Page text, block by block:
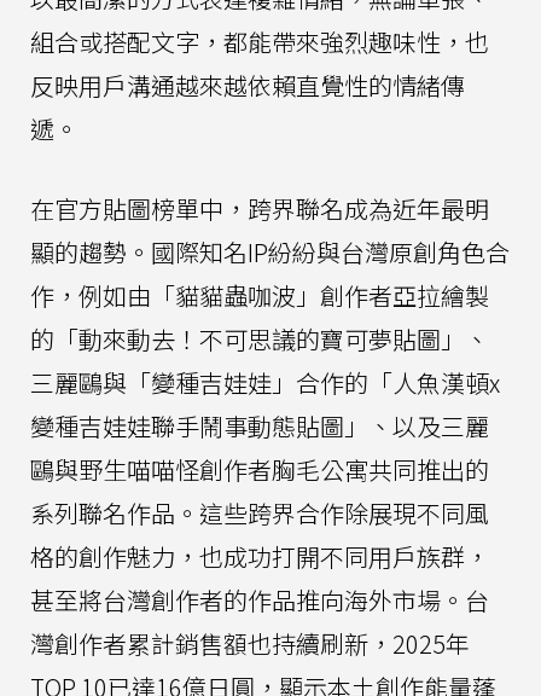
組合或搭配文字，都能帶來強烈趣味性，也
反映用戶溝通越來越依賴直覺性的情緒傳
遞。
在官方貼圖榜單中，跨界聯名成為近年最明
顯的趨勢。國際知名IP紛紛與台灣原創角色合
作，例如由「貓貓蟲咖波」創作者亞拉繪製
的「動來動去！不可思議的寶可夢貼圖」、
三麗鷗與「變種吉娃娃」合作的「人魚漢頓x
變種吉娃娃聯手鬧事動態貼圖」、以及三麗
鷗與野生喵喵怪創作者胸毛公寓共同推出的
系列聯名作品。這些跨界合作除展現不同風
格的創作魅力，也成功打開不同用戶族群，
甚至將台灣創作者的作品推向海外市場。台
灣創作者累計銷售額也持續刷新，2025年
TOP 10已達16億日圓，顯示本土創作能量蓬